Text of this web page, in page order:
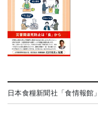
日本食糧新聞社「食情報館」